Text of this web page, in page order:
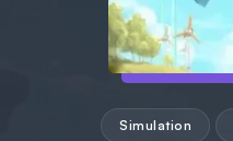
Simulation